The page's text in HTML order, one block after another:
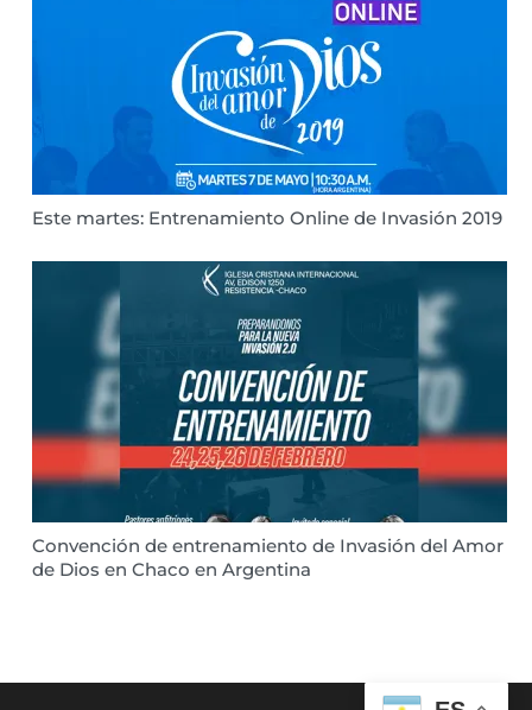
Este martes: Entrenamiento Online de Invasión 2019
Convención de entrenamiento de Invasión del Amor
de Dios en Chaco en Argentina